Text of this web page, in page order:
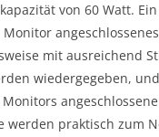
von 60 Watt.
Monitor
mit ausreichend
wiedergegeben,
Monitors
werden praktisch zum